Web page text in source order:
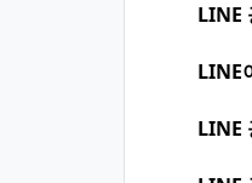
LINE
LINE
LINE